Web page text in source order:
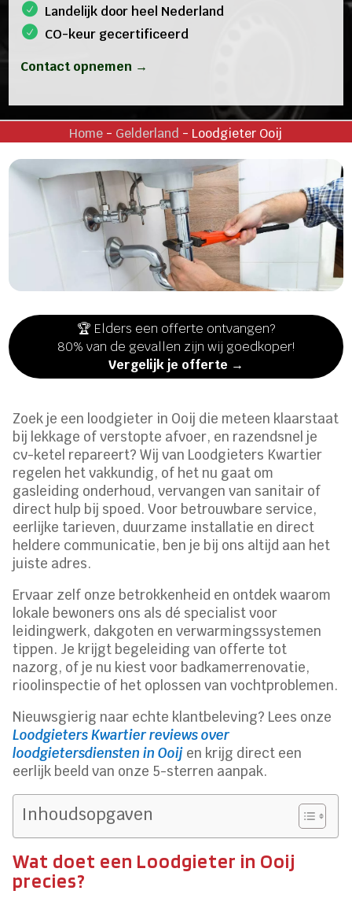
Landelijk door heel Nederland
CO-keur gecertificeerd
Contact opnemen →
Home - Gelderland - Loodgieter Ooij
🏆 Elders een offerte ontvangen?
80% van de gevallen zijn wij goedkoper!
Vergelijk je offerte →
Zoek je een loodgieter in Ooij die meteen klaarstaat
bij lekkage of verstopte afvoer, en razendsnel je
cv-ketel repareert? Wij van Loodgieters Kwartier
regelen het vakkundig, of het nu gaat om
gasleiding onderhoud, vervangen van sanitair of
direct hulp bij spoed. Voor betrouwbare service,
eerlijke tarieven, duurzame installatie en direct
heldere communicatie, ben je bij ons altijd aan het
juiste adres.
Ervaar zelf onze betrokkenheid en ontdek waarom
lokale bewoners ons als dé specialist voor
leidingwerk, dakgoten en verwarmingssystemen
tippen. Je krijgt begeleiding van offerte tot
nazorg, of je nu kiest voor badkamerrenovatie,
rioolinspectie of het oplossen van vochtproblemen.
Nieuwsgierig naar echte klantbeleving? Lees onze
Loodgieters Kwartier reviews over
loodgietersdiensten in Ooij en krijg direct een
eerlijk beeld van onze 5-sterren aanpak.
Inhoudsopgaven
Wat doet een Loodgieter in Ooij
precies?